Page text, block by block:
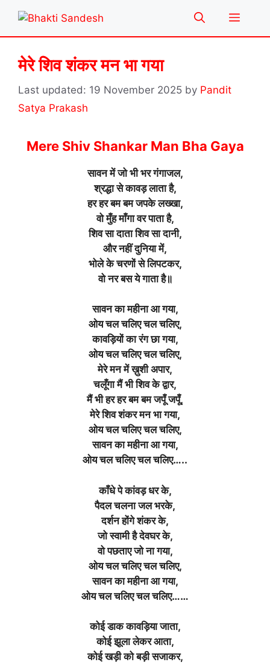
content
Menu
मेरे शिव शंकर मन भा गया
19 November 2025 by Pandit
Satya Prakash
Mere Shiv Shankar Man Bha Gaya
सावन में जो भी भर गंगाजल,
श्रद्धा से कावड़ लाता है,
हर हर बम बम जपके लख्खा,
वो मुँह माँगा वर पाता है,
शिव सा दाता शिव सा दानी,
और नहीं दुनिया में,
भोले के चरणों से लिपटकर,
वो नर बस ये गाता है॥
सावन का महीना आ गया,
ओय चल चलिए चल चलिए,
कावड़ियों का रंग छा गया,
ओय चल चलिए चल चलिए,
मेरे मन में ख़ुशी अपार,
चलूँगा मैं भी शिव के द्वार,
मैं भी हर हर बम बम जपूँ जपूँ,
मेरे शिव शंकर मन भा गया,
ओय चल चलिए चल चलिए,
सावन का महीना आ गया,
ओय चल चलिए चल चलिए…..
काँधे पे कांवड़ धर के,
पैदल चलना जल भरके,
दर्शन होंगे शंकर के,
जो स्वामी है देवघर के,
वो पछताए जो ना गया,
ओय चल चलिए चल चलिए,
सावन का महीना आ गया,
ओय चल चलिए चल चलिए……
कोई डाक कावड़िया जाता,
कोई झूला लेकर आता,
कोई खड़ी को बड़ी सजाकर,